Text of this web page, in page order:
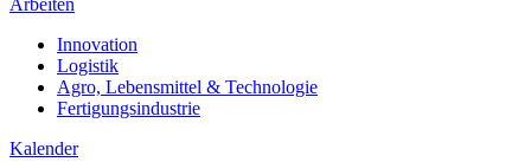
Arbeiten
Innovation
Logistik
Agro, Lebensmittel & Technologie
Fertigungsindustrie
Kalender